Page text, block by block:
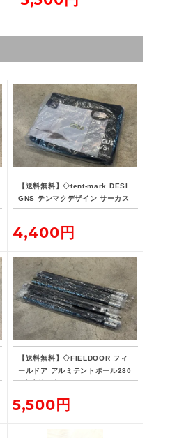
【送料無料】◇tent-mark DESI
GNS テンマクデザイン サーカス
インナーマット 4/5
4,400円
【送料無料】◇FIELDOOR フィ
ールドア アルミテントポール280
4本連結 2本セット
5,500円